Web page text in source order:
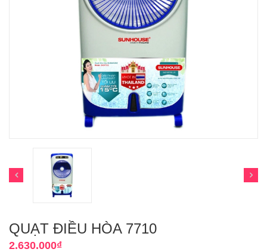
QUẠT ĐIỀU HÒA 7710
2.630.000₫